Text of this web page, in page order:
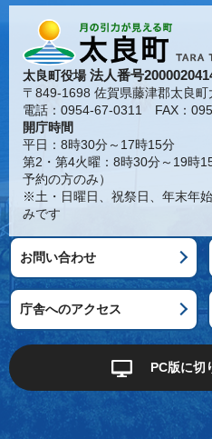
太良町役場法人番号
〒849-1698 佐賀県藤津郡太良町
電話：0954-67-0311 FAX：
開庁時間
平日：8時30分～17時15分
第2・第4火曜：8時30分～19時
予約の方のみ）
※土・日曜日、祝祭日、年末年
みです
お問い合わせ
庁舎へのアクセス
PC版に切